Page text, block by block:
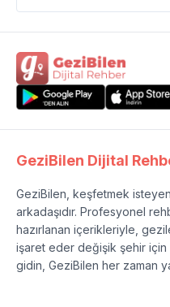
GeziBilen Dijital
GeziBilen, keşfetmek
arkadaşıdır. Profesyonel
hazırlanan içerikleriyle,
işaret eder değişik şehir
gidin, GeziBilen her zaman